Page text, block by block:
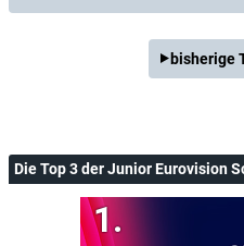
bisherige
Die Top 3 der Junior Eurovision